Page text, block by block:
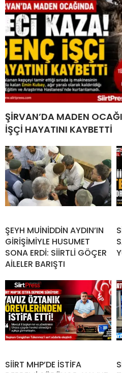
ŞİRVAN’DA MADEN
İŞÇİ HAYATINI KAYBETTİ
ŞEYH MUİNİDDİN AYDIN’IN
GİRİŞİMİYLE HUSUMET
SONA ERDİ: SİİRTLİ GÖÇER
AİLELER BARIŞTI
SİİRT MHP’DE İSTİFA